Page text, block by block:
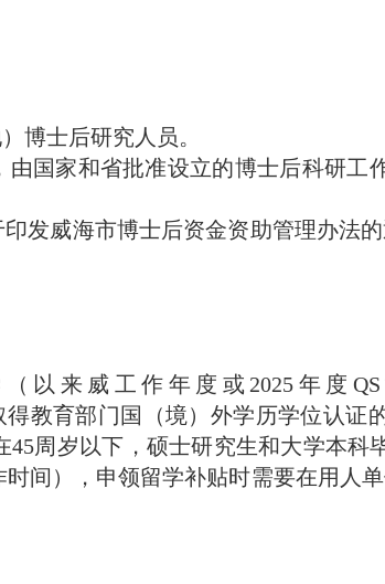
士后研究人员。
家和省批准设立的博士后科研工
威海市博士后资金资助管理办法的
来威工作年度或2025年度
教育部门国（境）外学历学位认证
周岁以下，硕士研究生和大学本科
间），申领留学补贴时需要在用人